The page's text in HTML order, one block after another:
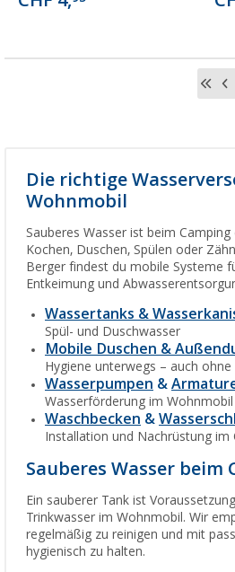
Die richtige
Wohnmobil
Sauberes Wasser ist beim Camping
Kochen, Duschen, Spülen oder
Berger findest du mobile Systeme
Entkeimung und
Wassertanks &
Spül- und Duschwasser
Mobile Duschen &
Hygiene unterwegs – auch ohne
Wasserpumpen &
Wasserförderung im Wohnmobil
Waschbecken &
Installation und Nachrüstung im
Sauberes Wasser beim
Ein sauberer Tank ist
Trinkwasser im Wohnmobil. Wir
regelmäßig zu reinigen und mit
hygienisch zu halten.